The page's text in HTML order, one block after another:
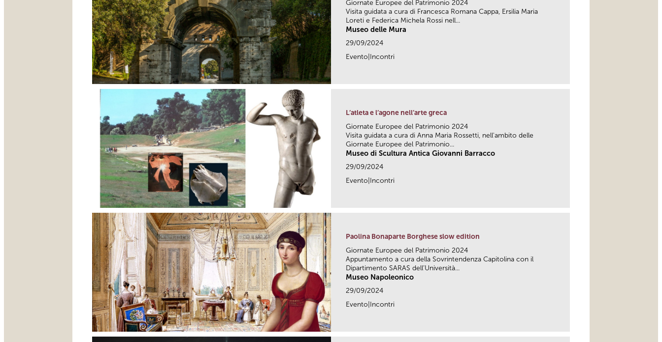
Giornate Europee del Patrimonio 2024
Visita guidata a cura di Francesca Romana Cappa, Ersilia Maria
Loreti e Federica Michela Rossi nell...
Museo delle Mura
29/09/2024
Evento|Incontri
L’atleta e l’agone nell’arte greca
Giornate Europee del Patrimonio 2024
Visita guidata a cura di Anna Maria Rossetti, nell'ambito delle
Giornate Europee del Patrimonio...
Museo di Scultura Antica Giovanni Barracco
29/09/2024
Evento|Incontri
Paolina Bonaparte Borghese slow edition
Giornate Europee del Patrimonio 2024
Appuntamento a cura della Sovrintendenza Capitolina con il
Dipartimento SARAS dell’Università...
Museo Napoleonico
29/09/2024
Evento|Incontri